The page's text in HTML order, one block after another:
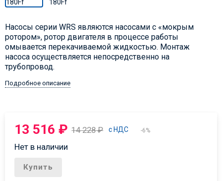
Насосы серии WRS являются насосами с «мокрым
ротором», ротор двигателя в процессе работы
омывается перекачиваемой жидкостью. Монтаж
насоса осуществляется непосредственно на
трубопровод.
Подробное описание
13 516₽ 14 228₽ с НДС -6%
Нет в наличии
Купить